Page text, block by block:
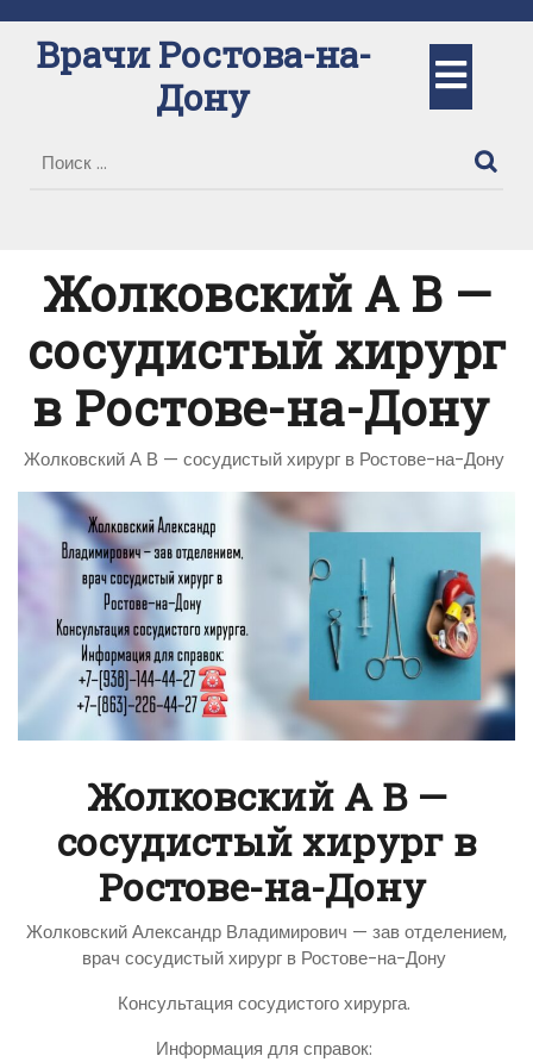
содержимому
Врачи Ростова-на-
Дону
Жолковский А В —
сосудистый хирург
в Ростове-на-Дону
Жолковский А В — сосудистый хирург в Ростове-на-Дону
Жолковский А В —
сосудистый хирург в
Ростове-на-Дону
Жолковский Александр Владимирович — зав отделением,
врач сосудистый хирург в Ростове-на-Дону
Консультация сосудистого хирурга.
Информация для справок: